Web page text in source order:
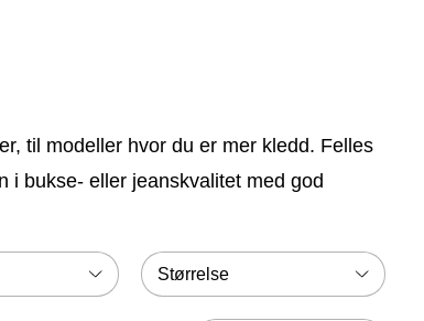
til modeller hvor du er mer kledd. Felles
i bukse- eller jeanskvalitet med god
Størrelse